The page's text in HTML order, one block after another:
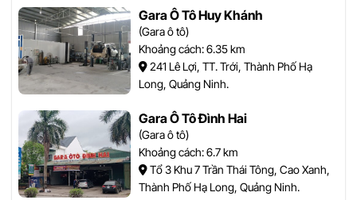
Gara Ô Tô Huy Khánh
(Gara ô tô)
Khoảng cách: 6.35 km
241 Lê Lợi, TT. Trới, Thành Phố Hạ
Long, Quảng Ninh.
Gara Ô Tô Đình Hai
(Gara ô tô)
Khoảng cách: 6.7 km
Tổ 3 Khu 7 Trần Thái Tông, Cao Xanh,
Thành Phố Hạ Long, Quảng Ninh.